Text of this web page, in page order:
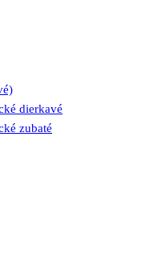
dierkavé
zubaté